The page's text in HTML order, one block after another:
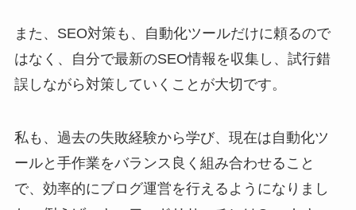
また、SEO対策も、自動化ツールだけに頼るので
はなく、自分で最新のSEO情報を収集し、試行錯
誤しながら対策していくことが大切です。
私も、過去の失敗経験から学び、現在は自動化ツ
ールと手作業をバランス良く組み合わせること
で、効率的にブログ運営を行えるようになりまし